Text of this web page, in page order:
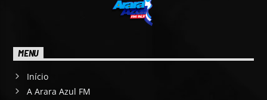
MENU
Início
A Arara Azul FM